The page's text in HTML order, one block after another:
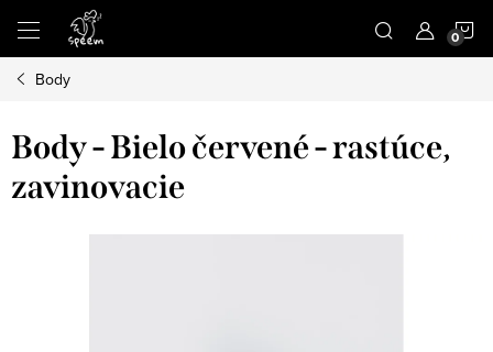
obsah
Body
Body - Bielo červené - rastúce,
zavinovacie